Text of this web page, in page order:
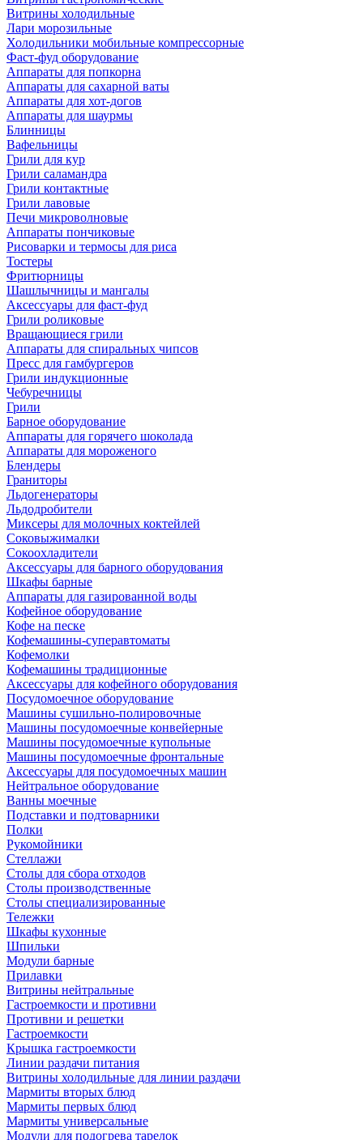
Витрины холодильные
Лари морозильные
Холодильники мобильные компрессорные
Фаст-фуд оборудование
Аппараты для попкорна
Аппараты для сахарной ваты
Аппараты для хот-догов
Аппараты для шаурмы
Блинницы
Вафельницы
Грили для кур
Грили саламандра
Грили контактные
Грили лавовые
Печи микроволновые
Аппараты пончиковые
Рисоварки и термосы для риса
Тостеры
Фритюрницы
Шашлычницы и мангалы
Аксессуары для фаст-фуд
Грили роликовые
Вращающиеся грили
Аппараты для спиральных чипсов
Пресс для гамбургеров
Грили индукционные
Чебуречницы
Грили
Барное оборудование
Аппараты для горячего шоколада
Аппараты для мороженого
Блендеры
Граниторы
Льдогенераторы
Льдодробители
Миксеры для молочных коктейлей
Соковыжималки
Сокоохладители
Аксессуары для барного оборудования
Шкафы барные
Аппараты для газированной воды
Кофейное оборудование
Кофе на песке
Кофемашины-суперавтоматы
Кофемолки
Кофемашины традиционные
Аксессуары для кофейного оборудования
Посудомоечное оборудование
Машины сушильно-полировочные
Машины посудомоечные конвейерные
Машины посудомоечные купольные
Машины посудомоечные фронтальные
Аксессуары для посудомоечных машин
Нейтральное оборудование
Ванны моечные
Подставки и подтоварники
Полки
Рукомойники
Стеллажи
Столы для сбора отходов
Столы производственные
Столы специализированные
Тележки
Шкафы кухонные
Шпильки
Модули барные
Прилавки
Витрины нейтральные
Гастроемкости и противни
Противни и решетки
Гастроемкости
Крышка гастроемкости
Линии раздачи питания
Витрины холодильные для линии раздачи
Мармиты вторых блюд
Мармиты первых блюд
Мармиты универсальные
Модули для подогрева тарелок